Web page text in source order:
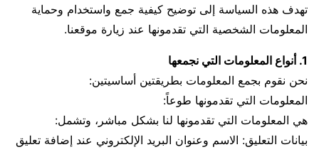
تهدف هذه السياسة إلى توضيح كيفية جمع واستخدام وحماية
المعلومات الشخصية التي تقدمونها عند زيارة موقعنا.
1. أنواع المعلومات التي نجمعها
نحن نقوم بجمع المعلومات بطريقتين أساسيتين:
المعلومات التي تقدمونها طوعاً:
هي المعلومات التي تقدمونها لنا بشكل مباشر، وتشمل:
بيانات التعليق: الاسم وعنوان البريد الإلكتروني عند إضافة تعليق